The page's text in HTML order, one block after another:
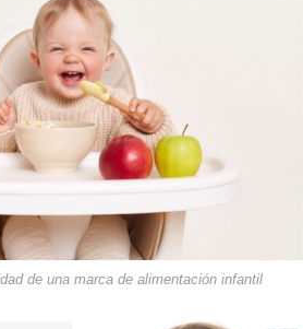
de una marca de alimentación infantil